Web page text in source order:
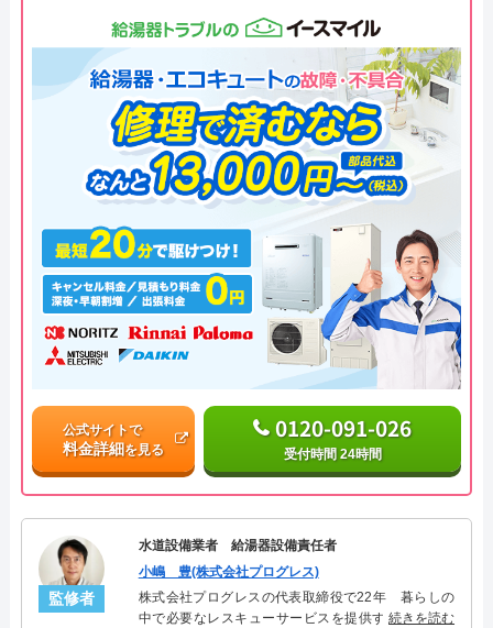
公式サイトで
料金詳細を見る
0120-091-026
受付時間 24時間
監修者
水道設備業者 給湯器設備責任者
小嶋 豊(株式会社プログレス)
株式会社プログレスの代表取締役で22年 暮らしの
中で必要なレスキューサービスを提供する株式会社
続きを読む